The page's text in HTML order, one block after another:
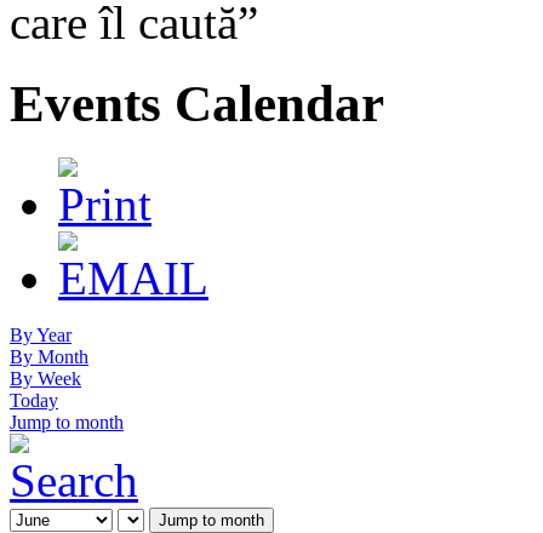
care îl
Events Calendar
By Year
By Month
By Week
Today
Jump to month
Jump to month